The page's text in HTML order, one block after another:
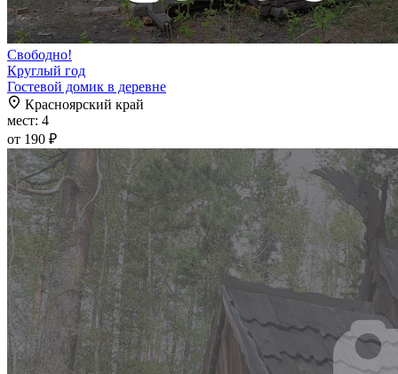
Свободно!
Круглый год
Гостевой домик в деревне
Красноярский край
мест: 4
от 190 ₽